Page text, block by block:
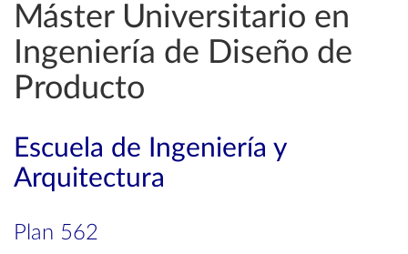
Máster Universitario en
Ingeniería de Diseño de
Producto
Escuela de Ingeniería y
Arquitectura
Plan 562